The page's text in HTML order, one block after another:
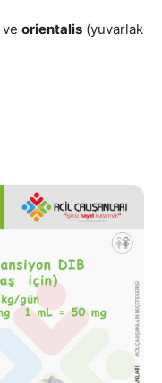
ve orientalis (yuvarlak